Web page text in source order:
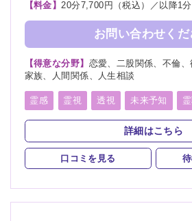
【料金】 20分7,700円（税込）／以降1
お問い合わせく
【得意な分野】 恋愛、二股関係、不倫、
家族、人間関係、人生相談
霊感 霊視 透視 未来予知
スピリチュアルカウンセリング
詳細はこちら
口コミを見る